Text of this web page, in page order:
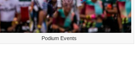
Podium Events